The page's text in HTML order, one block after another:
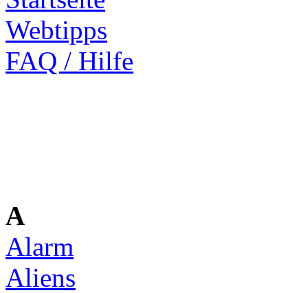
Webtipps
FAQ / Hilfe
A
Alarm
Aliens